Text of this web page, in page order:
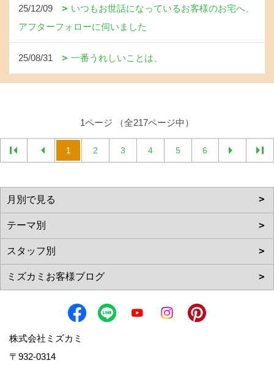
25/12/09
いつもお世話になっているお客様のお宅へ、
アフターフォローに伺いました
25/08/31 一番うれしいことは、
1ページ （全217ページ中）
1 2 3 4 5 6
株式会社ミズカミ
〒932-0314